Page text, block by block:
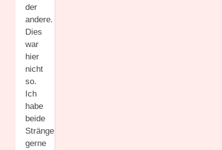
der
andere.
Dies
war
hier
nicht
so.
Ich
habe
beide
Stränge
gerne